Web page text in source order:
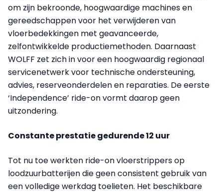
om zijn bekroonde, hoogwaardige machines en
gereedschappen voor het verwijderen van
vloerbedekkingen met geavanceerde,
zelfontwikkelde productiemethoden. Daarnaast
WOLFF zet zich in voor een hoogwaardig regionaal
servicenetwerk voor technische ondersteuning,
advies, reserveonderdelen en reparaties. De eerste
‘Independence’ ride-on vormt daarop geen
uitzondering.
Constante prestatie gedurende 12 uur
Tot nu toe werkten ride-on vloerstrippers op
loodzuurbatterijen die geen consistent gebruik van
een volledige werkdag toelieten. Het beschikbare